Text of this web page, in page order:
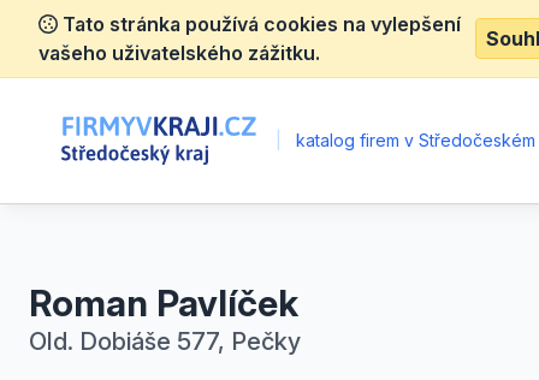
Tato stránka používá cookies na vylepšení
vašeho uživatelského zážitku.
katalog firem v Středočeském
Roman Pavlíček
Old. Dobiáše 577, Pečky